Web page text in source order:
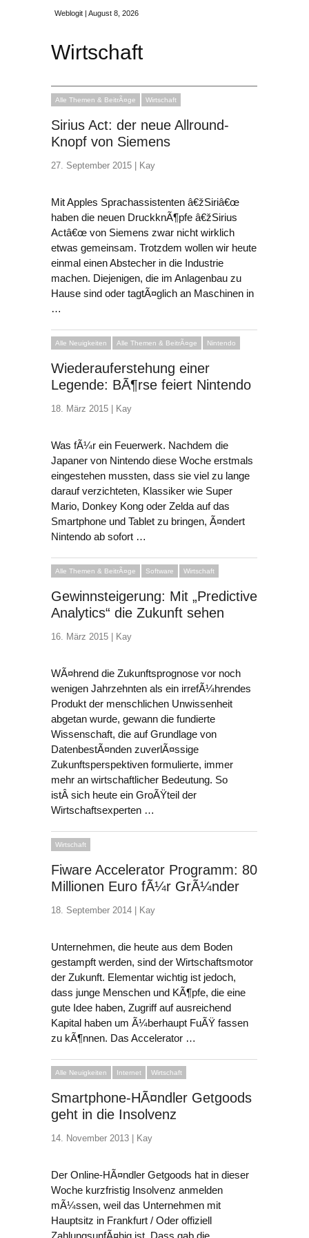
Weblogit | August 8, 2026
Wirtschaft
Alle Themen & BeitrÃ¤ge Wirtschaft
Sirius Act: der neue Allround-
Knopf von Siemens
27. September 2015 | Kay
Mit Apples Sprachassistenten â€žSiriâ€œ
haben die neuen DruckknÃ¶pfe â€žSirius
Actâ€œ von Siemens zwar nicht wirklich
etwas gemeinsam. Trotzdem wollen wir heute
einmal einen Abstecher in die Industrie
machen. Diejenigen, die im Anlagenbau zu
Hause sind oder tagtÃ¤glich an Maschinen in
…
Alle Neuigkeiten Alle Themen & BeitrÃ¤ge Nintendo
Wiederauferstehung einer
Legende: BÃ¶rse feiert Nintendo
18. März 2015 | Kay
Was fÃ¼r ein Feuerwerk. Nachdem die
Japaner von Nintendo diese Woche erstmals
eingestehen mussten, dass sie viel zu lange
darauf verzichteten, Klassiker wie Super
Mario, Donkey Kong oder Zelda auf das
Smartphone und Tablet zu bringen, Ã¤ndert
Nintendo ab sofort …
Alle Themen & BeitrÃ¤ge Software Wirtschaft
Gewinnsteigerung: Mit „Predictive
Analytics“ die Zukunft sehen
16. März 2015 | Kay
WÃ¤hrend die Zukunftsprognose vor noch
wenigen Jahrzehnten als ein irrefÃ¼hrendes
Produkt der menschlichen Unwissenheit
abgetan wurde, gewann die fundierte
Wissenschaft, die auf Grundlage von
DatenbestÃ¤nden zuverlÃ¤ssige
Zukunftsperspektiven formulierte, immer
mehr an wirtschaftlicher Bedeutung. So
istÂ sich heute ein GroÃŸteil der
Wirtschaftsexperten …
Wirtschaft
Fiware Accelerator Programm: 80
Millionen Euro fÃ¼r GrÃ¼nder
18. September 2014 | Kay
Unternehmen, die heute aus dem Boden
gestampft werden, sind der Wirtschaftsmotor
der Zukunft. Elementar wichtig ist jedoch,
dass junge Menschen und KÃ¶pfe, die eine
gute Idee haben, Zugriff auf ausreichend
Kapital haben um Ã¼berhaupt FuÃŸ fassen
zu kÃ¶nnen. Das Accelerator …
Alle Neuigkeiten Internet Wirtschaft
Smartphone-HÃ¤ndler Getgoods
geht in die Insolvenz
14. November 2013 | Kay
Der Online-HÃ¤ndler Getgoods hat in dieser
Woche kurzfristig Insolvenz anmelden
mÃ¼ssen, weil das Unternehmen mit
Hauptsitz in Frankfurt / Oder offiziell
ZahlungsunfÃ¤hig ist. Dass gab die